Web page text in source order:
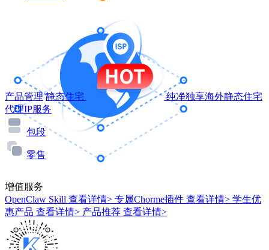
产品管理 静态住宅
纯净独享海外静态住宅
代理IP服务
包段
零售
增值服务
OpenClaw Skill 查看详情> 专属Chorme插件 查看详情> 学生优
惠产品 查看详情> 产品推荐 查看详情>